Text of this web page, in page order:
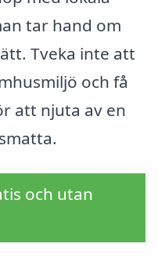
tar hand om
Tveka inte att
och få
att njuta av en
och utan